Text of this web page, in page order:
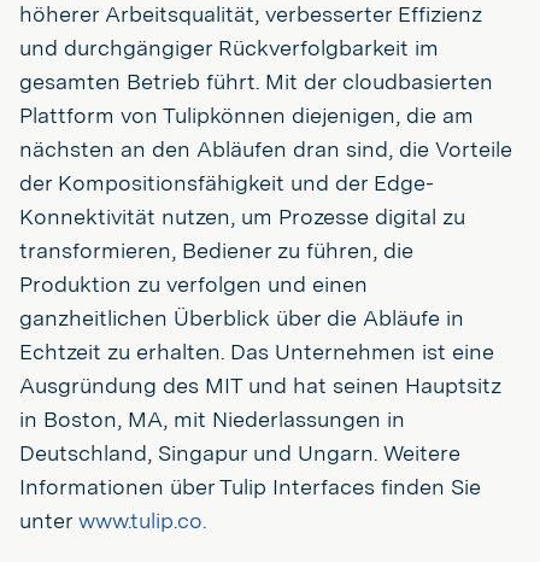
höherer Arbeitsqualität, verbesserter Effizienz
und durchgängiger Rückverfolgbarkeit im
gesamten Betrieb führt. Mit der cloudbasierten
Plattform von Tulipkönnen diejenigen, die am
nächsten an den Abläufen dran sind, die Vorteile
der Kompositionsfähigkeit und der Edge-
Konnektivität nutzen, um Prozesse digital zu
transformieren, Bediener zu führen, die
Produktion zu verfolgen und einen
ganzheitlichen Überblick über die Abläufe in
Echtzeit zu erhalten. Das Unternehmen ist eine
Ausgründung des MIT und hat seinen Hauptsitz
in Boston, MA, mit Niederlassungen in
Deutschland, Singapur und Ungarn. Weitere
Informationen über Tulip Interfaces finden Sie
unter www.tulip.co.